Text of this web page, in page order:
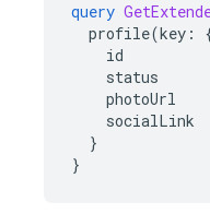
query
profile(key :
id
status
photoUrl
socialLink
}
}